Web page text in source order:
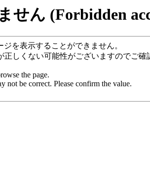
せん (Forbidden
を表示することができません。
正しくない可能性がございますのでご確
the page.
not be correct. Please confirm the value.